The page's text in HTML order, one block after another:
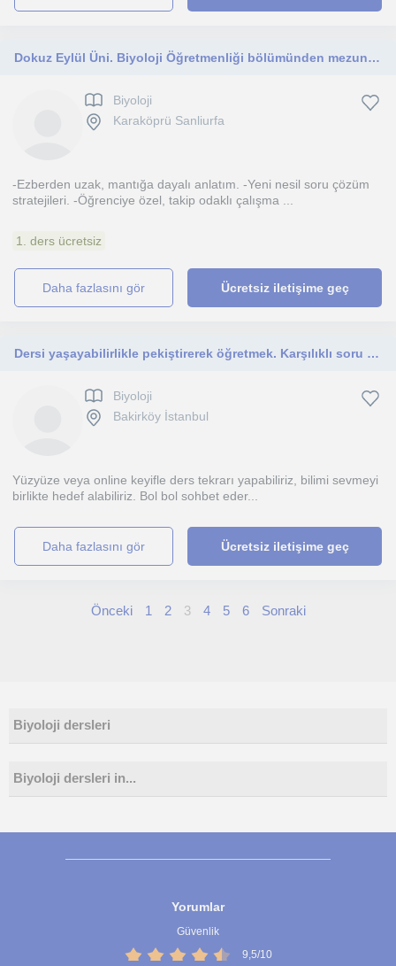
Dokuz Eylül Üni. Biyoloji Öğretmenliği bölümünden mezunum. Güncel müfredat hakimiyetimle TYT/AYT, okul derslerine destek oluyorum.
Biyoloji
Karaköprü Sanliurfa
-Ezberden uzak, mantığa dayalı anlatım. -Yeni nesil soru çözüm
stratejileri. -Öğrenciye özel, takip odaklı çalışma ...
1. ders ücretsiz
daha fazlasını gör Ücretsiz iletişime geç
Dersi yaşayabilirlikle pekiştirerek öğretmek. Karşılıklı soru cevapla sürekli beyin fırtınası yapabiliriz.
Biyoloji
Bakirköy İstanbul
Yüzyüze veya online keyifle ders tekrarı yapabiliriz, bilimi sevmeyi
birlikte hedef alabiliriz. Bol bol sohbet eder...
daha fazlasını gör Ücretsiz iletişime geç
Önceki 1 2 3 4 5 6 Sonraki
Biyoloji dersleri
Biyoloji dersleri in...
Yorumlar
Güvenlik
9,5/10